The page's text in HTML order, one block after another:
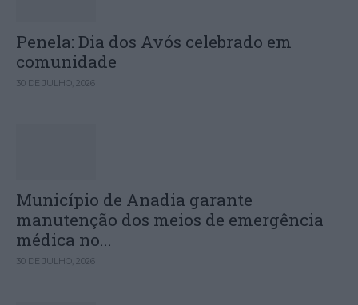
Penela: Dia dos Avós celebrado em
comunidade
30 DE JULHO, 2026
Município de Anadia garante
manutenção dos meios de emergência
médica no...
30 DE JULHO, 2026